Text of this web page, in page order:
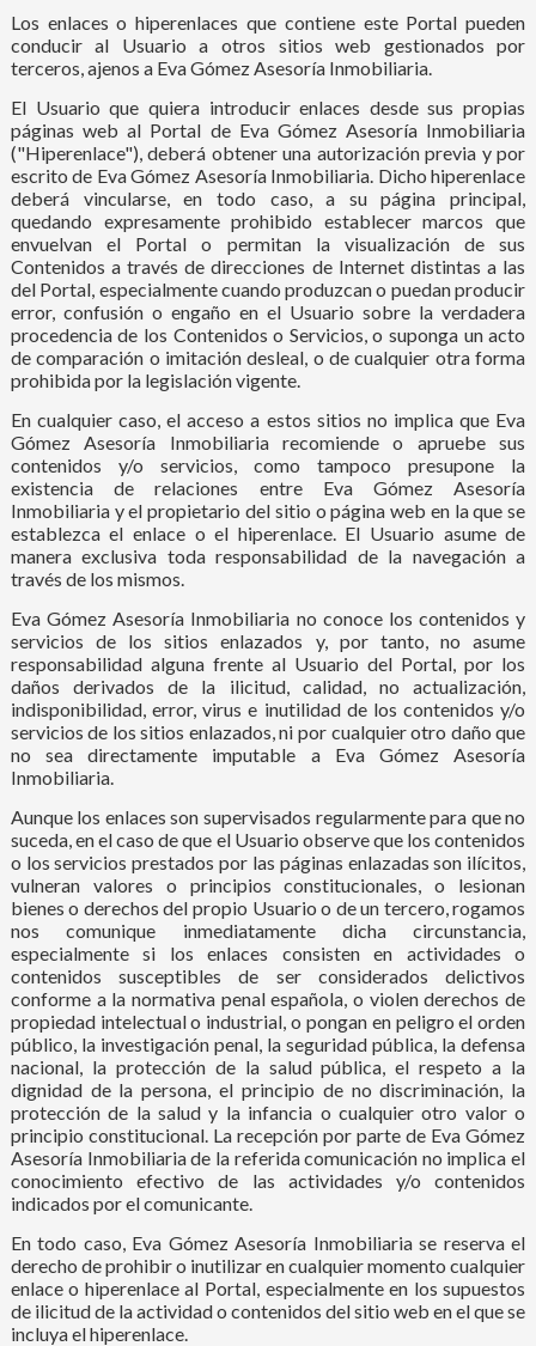
Los enlaces o hiperenlaces que contiene este Portal pueden
conducir al Usuario a otros sitios web gestionados por
terceros, ajenos a Eva Gómez Asesoría Inmobiliaria.
El Usuario que quiera introducir enlaces desde sus propias
páginas web al Portal de Eva Gómez Asesoría Inmobiliaria
("Hiperenlace"), deberá obtener una autorización previa y por
escrito de Eva Gómez Asesoría Inmobiliaria. Dicho hiperenlace
deberá vincularse, en todo caso, a su página principal,
quedando expresamente prohibido establecer marcos que
envuelvan el Portal o permitan la visualización de sus
Contenidos a través de direcciones de Internet distintas a las
del Portal, especialmente cuando produzcan o puedan producir
error, confusión o engaño en el Usuario sobre la verdadera
procedencia de los Contenidos o Servicios, o suponga un acto
de comparación o imitación desleal, o de cualquier otra forma
prohibida por la legislación vigente.
En cualquier caso, el acceso a estos sitios no implica que Eva
Gómez Asesoría Inmobiliaria recomiende o apruebe sus
contenidos y/o servicios, como tampoco presupone la
existencia de relaciones entre Eva Gómez Asesoría
Inmobiliaria y el propietario del sitio o página web en la que se
establezca el enlace o el hiperenlace. El Usuario asume de
manera exclusiva toda responsabilidad de la navegación a
través de los mismos.
Eva Gómez Asesoría Inmobiliaria no conoce los contenidos y
servicios de los sitios enlazados y, por tanto, no asume
responsabilidad alguna frente al Usuario del Portal, por los
daños derivados de la ilicitud, calidad, no actualización,
indisponibilidad, error, virus e inutilidad de los contenidos y/o
servicios de los sitios enlazados, ni por cualquier otro daño que
no sea directamente imputable a Eva Gómez Asesoría
Inmobiliaria.
Aunque los enlaces son supervisados regularmente para que no
suceda, en el caso de que el Usuario observe que los contenidos
o los servicios prestados por las páginas enlazadas son ilícitos,
vulneran valores o principios constitucionales, o lesionan
bienes o derechos del propio Usuario o de un tercero, rogamos
nos comunique inmediatamente dicha circunstancia,
especialmente si los enlaces consisten en actividades o
contenidos susceptibles de ser considerados delictivos
conforme a la normativa penal española, o violen derechos de
propiedad intelectual o industrial, o pongan en peligro el orden
público, la investigación penal, la seguridad pública, la defensa
nacional, la protección de la salud pública, el respeto a la
dignidad de la persona, el principio de no discriminación, la
protección de la salud y la infancia o cualquier otro valor o
principio constitucional. La recepción por parte de Eva Gómez
Asesoría Inmobiliaria de la referida comunicación no implica el
conocimiento efectivo de las actividades y/o contenidos
indicados por el comunicante.
En todo caso, Eva Gómez Asesoría Inmobiliaria se reserva el
derecho de prohibir o inutilizar en cualquier momento cualquier
enlace o hiperenlace al Portal, especialmente en los supuestos
de ilicitud de la actividad o contenidos del sitio web en el que se
incluya el hiperenlace.